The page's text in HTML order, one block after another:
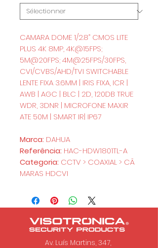
CAMARA DOME 1/2.8” CMOS LITE
PLUS 4K 8MP, 4K@15FPS;
5M@20FPS; 4M@25FPS/30FPS,
CVI/CVBS/AHD/TVI SWITCHABLE
LENTE FIXA 3.6MM | IRIS FIXA, ICR |
AWB | AGC | BLC | 2D, 120DB TRUE
WDR, 3DNR | MICROFONE MAX.IR
ATE 50M | SMART IR| IP67
Marca: DAHUA
Referência: HAC-HDW1801TL-A
Categoria: CCTV > COAXIAL > CÂ
MARAS HDCVI
Av. Luís Martins, 347,